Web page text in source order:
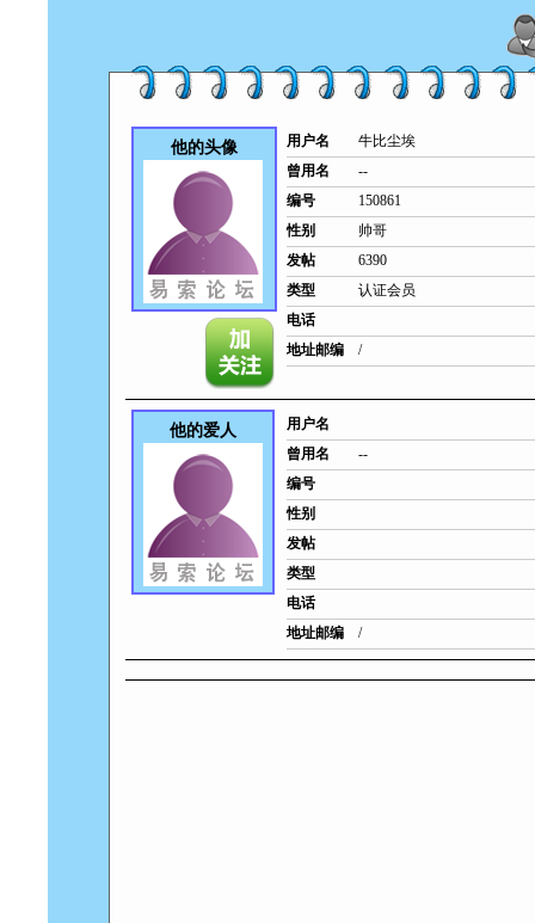
他的头像 用户名
牛比尘埃
曾用名
--
编号
150861
性别
帅哥
发帖
6390
类型
认证会员
电话
地址邮编
/
他的爱人
用户名
曾用名
--
编号
性别
发帖
类型
电话
地址邮编
/